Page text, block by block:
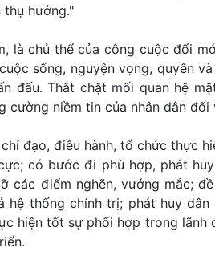
thụ hưởng."
là chủ thể của công cuộc đổi
sống, nguyện vọng, quyền
đấu. Thắt chặt mối quan hệ
cường niềm tin của nhân dân
đạo, điều hành, tổ chức thực
có bước đi phù hợp, phát
các điểm nghẽn, vướng mắc;
hệ thống chính trị; phát huy
hiện tốt sự phối hợp trong